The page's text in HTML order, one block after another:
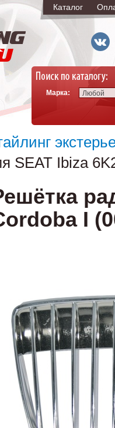
Каталог
Марка: Любой
SEAT Ibiza
I